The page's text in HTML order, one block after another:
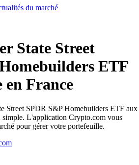
du marché
State Street
ETF
en France
Street SPDR S&P Homebuilders ETF aux
simple. L'application Crypto.com vous
pour gérer votre portefeuille.